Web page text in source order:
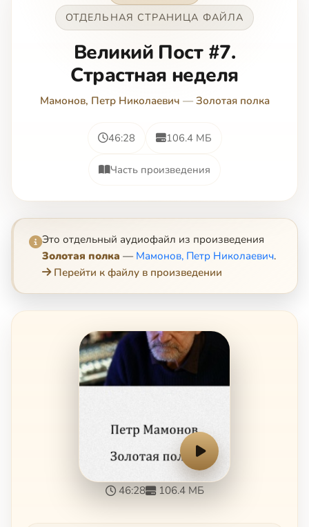
ОТДЕЛЬНАЯ СТРАНИЦА ФАЙЛА
Великий Пост #7.
Страстная неделя
Мамонов, Петр Николаевич — Золотая полка
46:28 106.4 МБ
Часть произведения
Это отдельный аудиофайл из произведения
Золотая полка — Мамонов, Петр Николаевич.
Перейти к файлу в произведении
46:28 106.4 МБ